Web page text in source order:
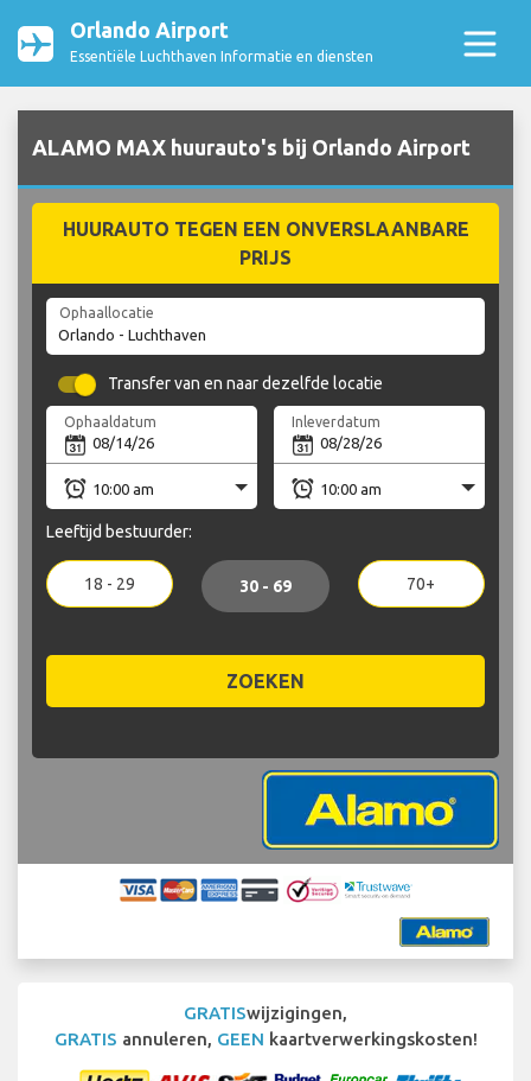
Orlando Airport
Essentiële Luchthaven Informatie en diensten
ALAMO MAX huurauto's bij Orlando Airport
HUURAUTO TEGEN EEN ONVERSLAANBARE
PRIJS
Ophaallocatie
Transfer van en naar dezelfde locatie
Ophaaldatum Inleverdatum
Leeftijd bestuurder:
18 - 29 30 - 69 70+
ZOEKEN
GRATISwijzigingen,
GRATIS annuleren, GEEN kaartverwerkingskosten!